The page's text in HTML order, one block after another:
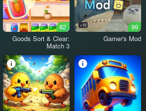
99
18+
Gamer's Mod
82
Goods Sort & Clear:
Match 3